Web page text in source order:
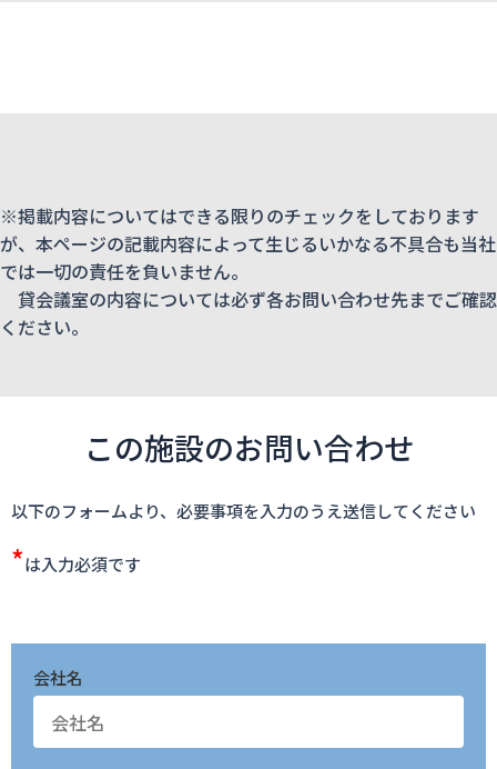
※掲載内容についてはできる限りのチェックをしております
が、本ページの記載内容によって生じるいかなる不具合も当社
では一切の責任を負いません。
貸会議室の内容については必ず各お問い合わせ先までご確認
ください。
この施設のお問い合わせ
以下のフォームより、必要事項を入力のうえ送信してください
*は入力必須です
会社名